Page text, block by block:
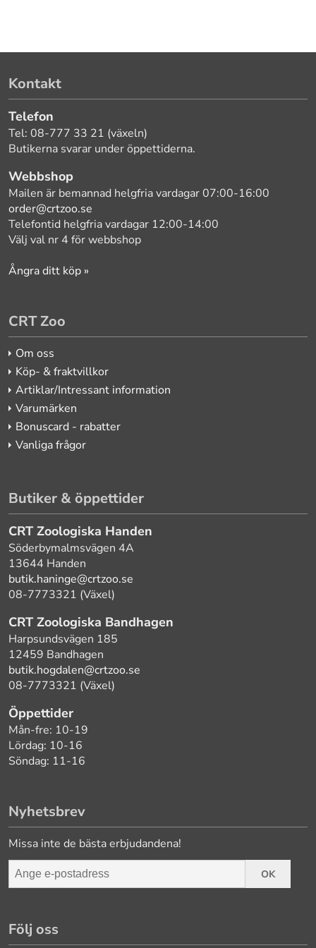
Kontakt
Telefon
Tel: 08-777 33 21 (växeln)
Butikerna svarar under öppettiderna.
Webbshop
Mailen är bemannad helgfria vardagar 07:00-16:00
order@crtzoo.se
Telefontid helgfria vardagar 12:00-14:00
Välj val nr 4 för webbshop
Ångra ditt köp »
CRT Zoo
Om oss
Köp- & fraktvillkor
Artiklar/Intressant information
Varumärken
Bonuscard - rabatter
Vanliga frågor
Butiker & öppettider
CRT Zoologiska Handen
Söderbymalmsvägen 4A
13644 Handen
butik.haninge@crtzoo.se
08-7773321 (Växel)
CRT Zoologiska Bandhagen
Harpsundsvägen 185
12459 Bandhagen
butik.hogdalen@crtzoo.se
08-7773321 (Växel)
Öppettider
Mån-fre: 10-19
Lördag: 10-16
Söndag: 11-16
Nyhetsbrev
Missa inte de bästa erbjudandena!
OK
Följ oss